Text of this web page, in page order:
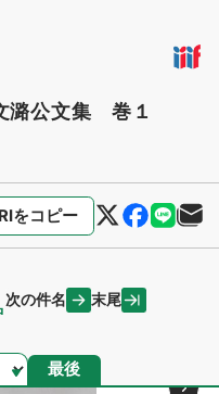
潞公文集 巻１
をコピー
次の件名 末尾
最後